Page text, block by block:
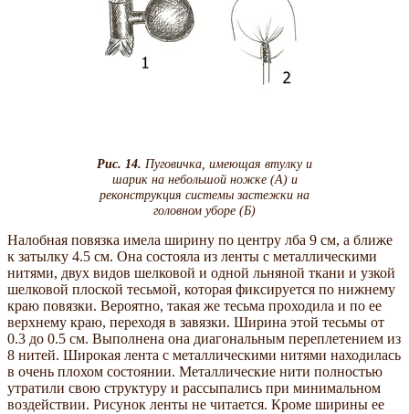
Рис. 14. Пуговичка, имеющая втулку и
шарик на небольшой ножке (А) и
реконструкция системы застежки на
головном уборе (Б)
Налобная повязка имела ширину по центру лба 9 см, а ближе
к затылку 4.5 см. Она состояла из ленты с металлическими
нитями, двух видов шелковой и одной льняной ткани и узкой
шелковой плоской тесьмой, которая фиксируется по нижнему
краю повязки. Вероятно, такая же тесьма проходила и по ее
верхнему краю, переходя в завязки. Ширина этой тесьмы от
0.3 до 0.5 см. Выполнена она диагональным переплетением из
8 нитей. Широкая лента с металлическими нитями находилась
в очень плохом состоянии. Металлические нити полностью
утратили свою структуру и рассыпались при минимальном
воздействии. Рисунок ленты не читается. Кроме ширины ее